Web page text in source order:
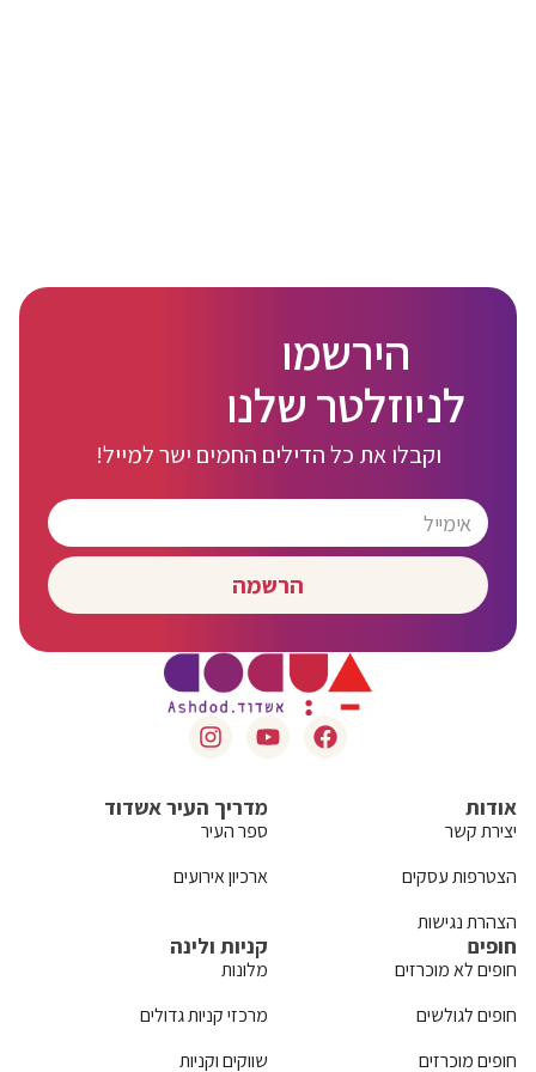
הירשמו
לניוזלטר שלנו
וקבלו את כל הדילים החמים ישר למייל!
הרשמה
אודות
יצירת קשר
הצטרפות עסקים
הצהרת נגישות
מדריך העיר אשדוד
ספר העיר
ארכיון אירועים
חופים
חופים לא מוכרזים
חופים לגולשים
חופים מוכרזים
קניות ולינה
מלונות
מרכזי קניות גדולים
שווקים וקניות